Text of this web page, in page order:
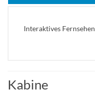
Interaktives Fernsehen
Kabine